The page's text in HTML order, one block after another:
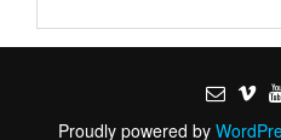
Proudly powered by